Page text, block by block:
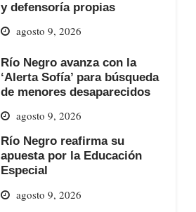
y defensoría propias
agosto 9, 2026
Río Negro avanza con la
‘Alerta Sofía’ para búsqueda
de menores desaparecidos
agosto 9, 2026
Río Negro reafirma su
apuesta por la Educación
Especial
agosto 9, 2026